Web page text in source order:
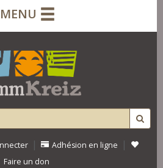
MENU
| Adhésion en ligne |
Faire un don